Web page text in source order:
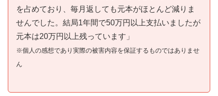
を占めており、毎月返しても元本がほとんど減りま
せんでした。結局1年間で50万円以上支払いましたが
元本は20万円以上残っています」
※個人の感想であり実際の被害内容を保証するものではありませ
ん